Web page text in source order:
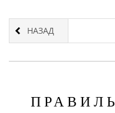
НАЗАД